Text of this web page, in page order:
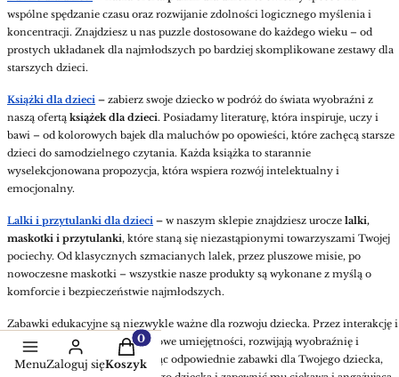
wspólne spędzanie czasu oraz rozwijanie zdolności logicznego myślenia i
koncentracji. Znajdziesz u nas puzzle dostosowane do każdego wieku – od
prostych układanek dla najmłodszych po bardziej skomplikowane zestawy dla
starszych dzieci.
Książki dla dzieci – zabierz swoje dziecko w podróż do świata wyobraźni z
naszą ofertą książek dla dzieci. Posiadamy literaturę, która inspiruje, uczy i
bawi – od kolorowych bajek dla maluchów po opowieści, które zachęcą starsze
dzieci do samodzielnego czytania. Każda książka to starannie
wyselekcjonowana propozycja, która wspiera rozwój intelektualny i
emocjonalny.
Lalki i przytulanki dla dzieci – w naszym sklepie znajdziesz urocze lalki,
maskotki i przytulanki, które staną się niezastąpionymi towarzyszami Twojej
pociechy. Od klasycznych szmacianych lalek, przez pluszowe misie, po
nowoczesne maskotki – wszystkie nasze produkty są wykonane z myślą o
komforcie i bezpieczeństwie najmłodszych.
Zabawki edukacyjne są niezwykle ważne dla rozwoju dziecka. Przez interakcję i
zabawę, maluchy zdobywają nowe umiejętności, rozwijają wyobraźnię i
zdolności społeczne. Wybierając odpowiednie zabawki dla Twojego dziecka,
MenuZaloguj się
Produkty w koszyku: 0. Zobacz
Koszyk